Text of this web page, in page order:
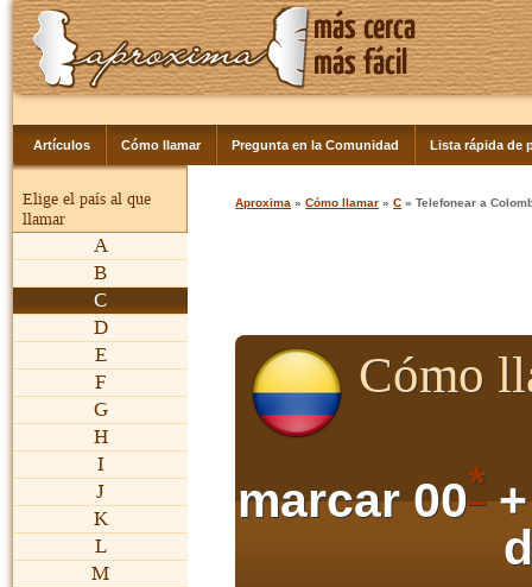
Artículos Cómo llamar Pregunta en la Comunidad Lista rápida de
Elige el país al que
llamar
A
B
C
D
E
F
G
H
I
J
K
L
M
Aproxima »Cómo llamar »C » Telefonear a
Cómo
marcar 00*+